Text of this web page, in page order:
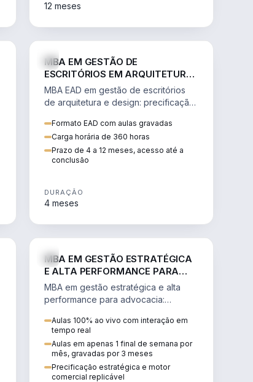
12 meses
MBA EM GESTÃO DE
ESCRITÓRIOS EM ARQUITETURA
E DESIGN
MBA EAD em gestão de escritórios
de arquitetura e design: precificação,
gestão de equipes criativas.
Formato EAD com aulas gravadas
Carga horária de 360 horas
Prazo de 4 a 12 meses, acesso até a
conclusão
DURAÇÃO
4 meses
MBA EM GESTÃO ESTRATÉGICA
E ALTA PERFORMANCE PARA
ADVOCACIA
MBA em gestão estratégica e alta
performance para advocacia:
escalável, lucrativo e bem
precificado.
Aulas 100% ao vivo com interação em
tempo real
Aulas em apenas 1 final de semana por
mês, gravadas por 3 meses
Precificação estratégica e motor
comercial replicável